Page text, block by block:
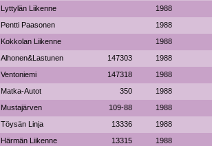
Lyttylän Liikenne 1988
Pentti Paasonen 1988
Kokkolan Liikenne 1988
Alhonen&Lastunen 147303 1988
Ventoniemi 147318 1988
Matka-Autot 350 1988
Mustajärven 109-88 1988
Töysän Linja 13336 1988
Härmän Liikenne 13315 1988